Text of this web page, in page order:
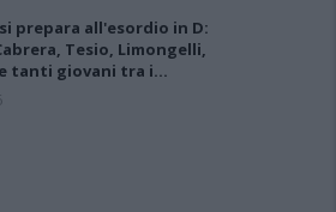
si prepara all'esordio in D:
Tesio, Limongelli,
e tanti giovani tra i…